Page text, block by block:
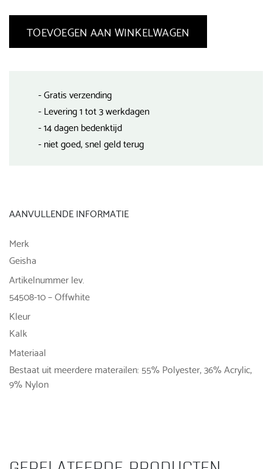
TOEVOEGEN AAN WINKELWAGEN
- Gratis verzending
- Levering 1 tot 3 werkdagen
- 14 dagen bedenktijd
- niet goed, snel geld terug
AANVULLENDE INFORMATIE
Merk
Geisha
Artikelnummer lev.
54508-10 – Offwhite
Kleur
Kalk
Materiaal
Bestaat uit meerdere materailen: 55% Polyester, 36% Acrylic,
9% Nylon